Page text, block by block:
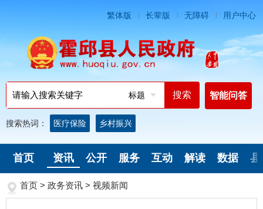
繁体版 长辈版 无障碍 用户中心
标题 智能问答
搜索热词： 医疗保险 乡村振兴
首页 资讯 公开 服务 互动 解读 数据 县
首页 > 政务资讯 > 视频新闻